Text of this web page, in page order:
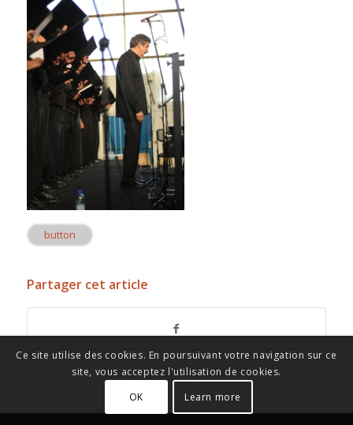
button
Partager cet article
Ce site utilise des cookies. En poursuivant votre navigation sur ce
site, vous acceptez l'utilisation de cookies.
OK
Learn more